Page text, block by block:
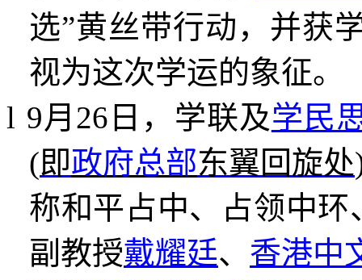
选”黄丝带行动，并获
视为这次学运的象征。
l 9月 26 日，学联及学民
(即政府总部东翼回旋处
称和平占中、占领中环
副教授戴耀廷、 香港中